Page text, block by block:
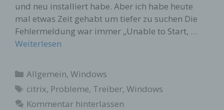
und neu installiert habe. Aber ich habe heute
mal etwas Zeit gehabt um tiefer zu suchen Die
Fehlermeldung war immer „Unable to Start, …
Weiterlesen
Kategorien
Allgemein,Windows
Schlagwörter
citrix, Probleme, Treiber,Windows
Kommentar hinterlassen